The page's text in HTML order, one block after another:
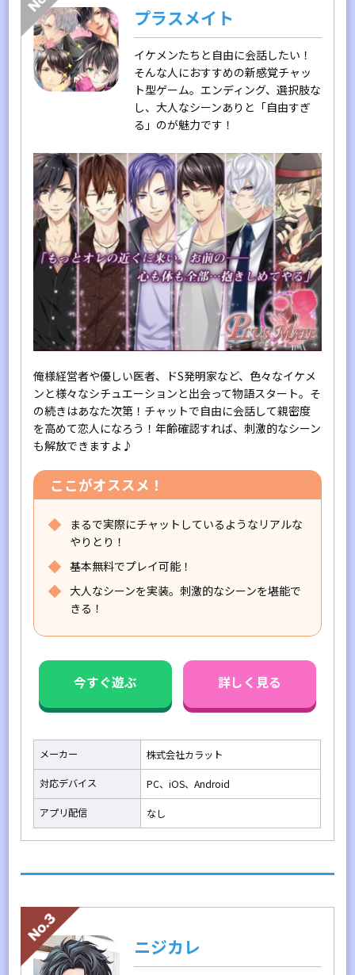
プラスメイト
イケメンたちと自由に会話したい！
そんな人におすすめの新感覚チャッ
ト型ゲーム。エンディング、選択肢な
し、大人なシーンありと「自由すぎ
る」のが魅力です！
俺様経営者や優しい医者、ドS発明家など、色々なイケメ
ンと様々なシチュエーションと出会って物語スタート。そ
の続きはあなた次第！チャットで自由に会話して親密度
を高めて恋人になろう！年齢確認すれば、刺激的なシーン
も解放できますよ♪
ここがオススメ！
まるで実際にチャットしているようなリアルな
やりとり！
基本無料でプレイ可能！
大人なシーンを実装。刺激的なシーンを堪能で
きる！
今すぐ遊ぶ 詳しく見る
メーカー
株式会社カラット
対応デバイス
PC、iOS、Android
アプリ配信
なし
ニジカレ